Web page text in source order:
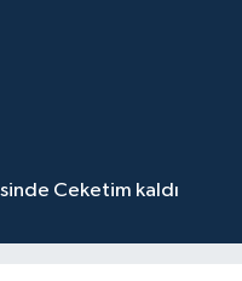
Ceketim kaldı